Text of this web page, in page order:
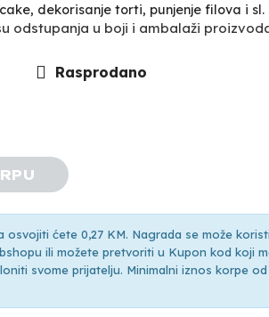
dekorisanje torti, punjenje filova i sl.
odstupanja u boji i ambalaži
Rasprodano
osvojiti ćete 0,27 KM. Nagrada se može
ili možete pretvoriti u Kupon kod koji
svome prijatelju. Minimalni iznos korpe od